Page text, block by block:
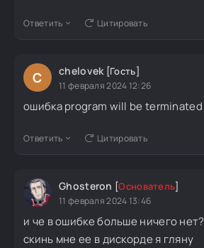
Ответить Цитировать
C chelovek [Гость]
11 февраля 2024 12:26
ошибка program will be terminated
Ответить Цитировать
Ghosteron [Основатель]
11 февраля 2024 13:46
и че в ошибке больше ничего нет?
скинь мне ее в дискорде я гляну